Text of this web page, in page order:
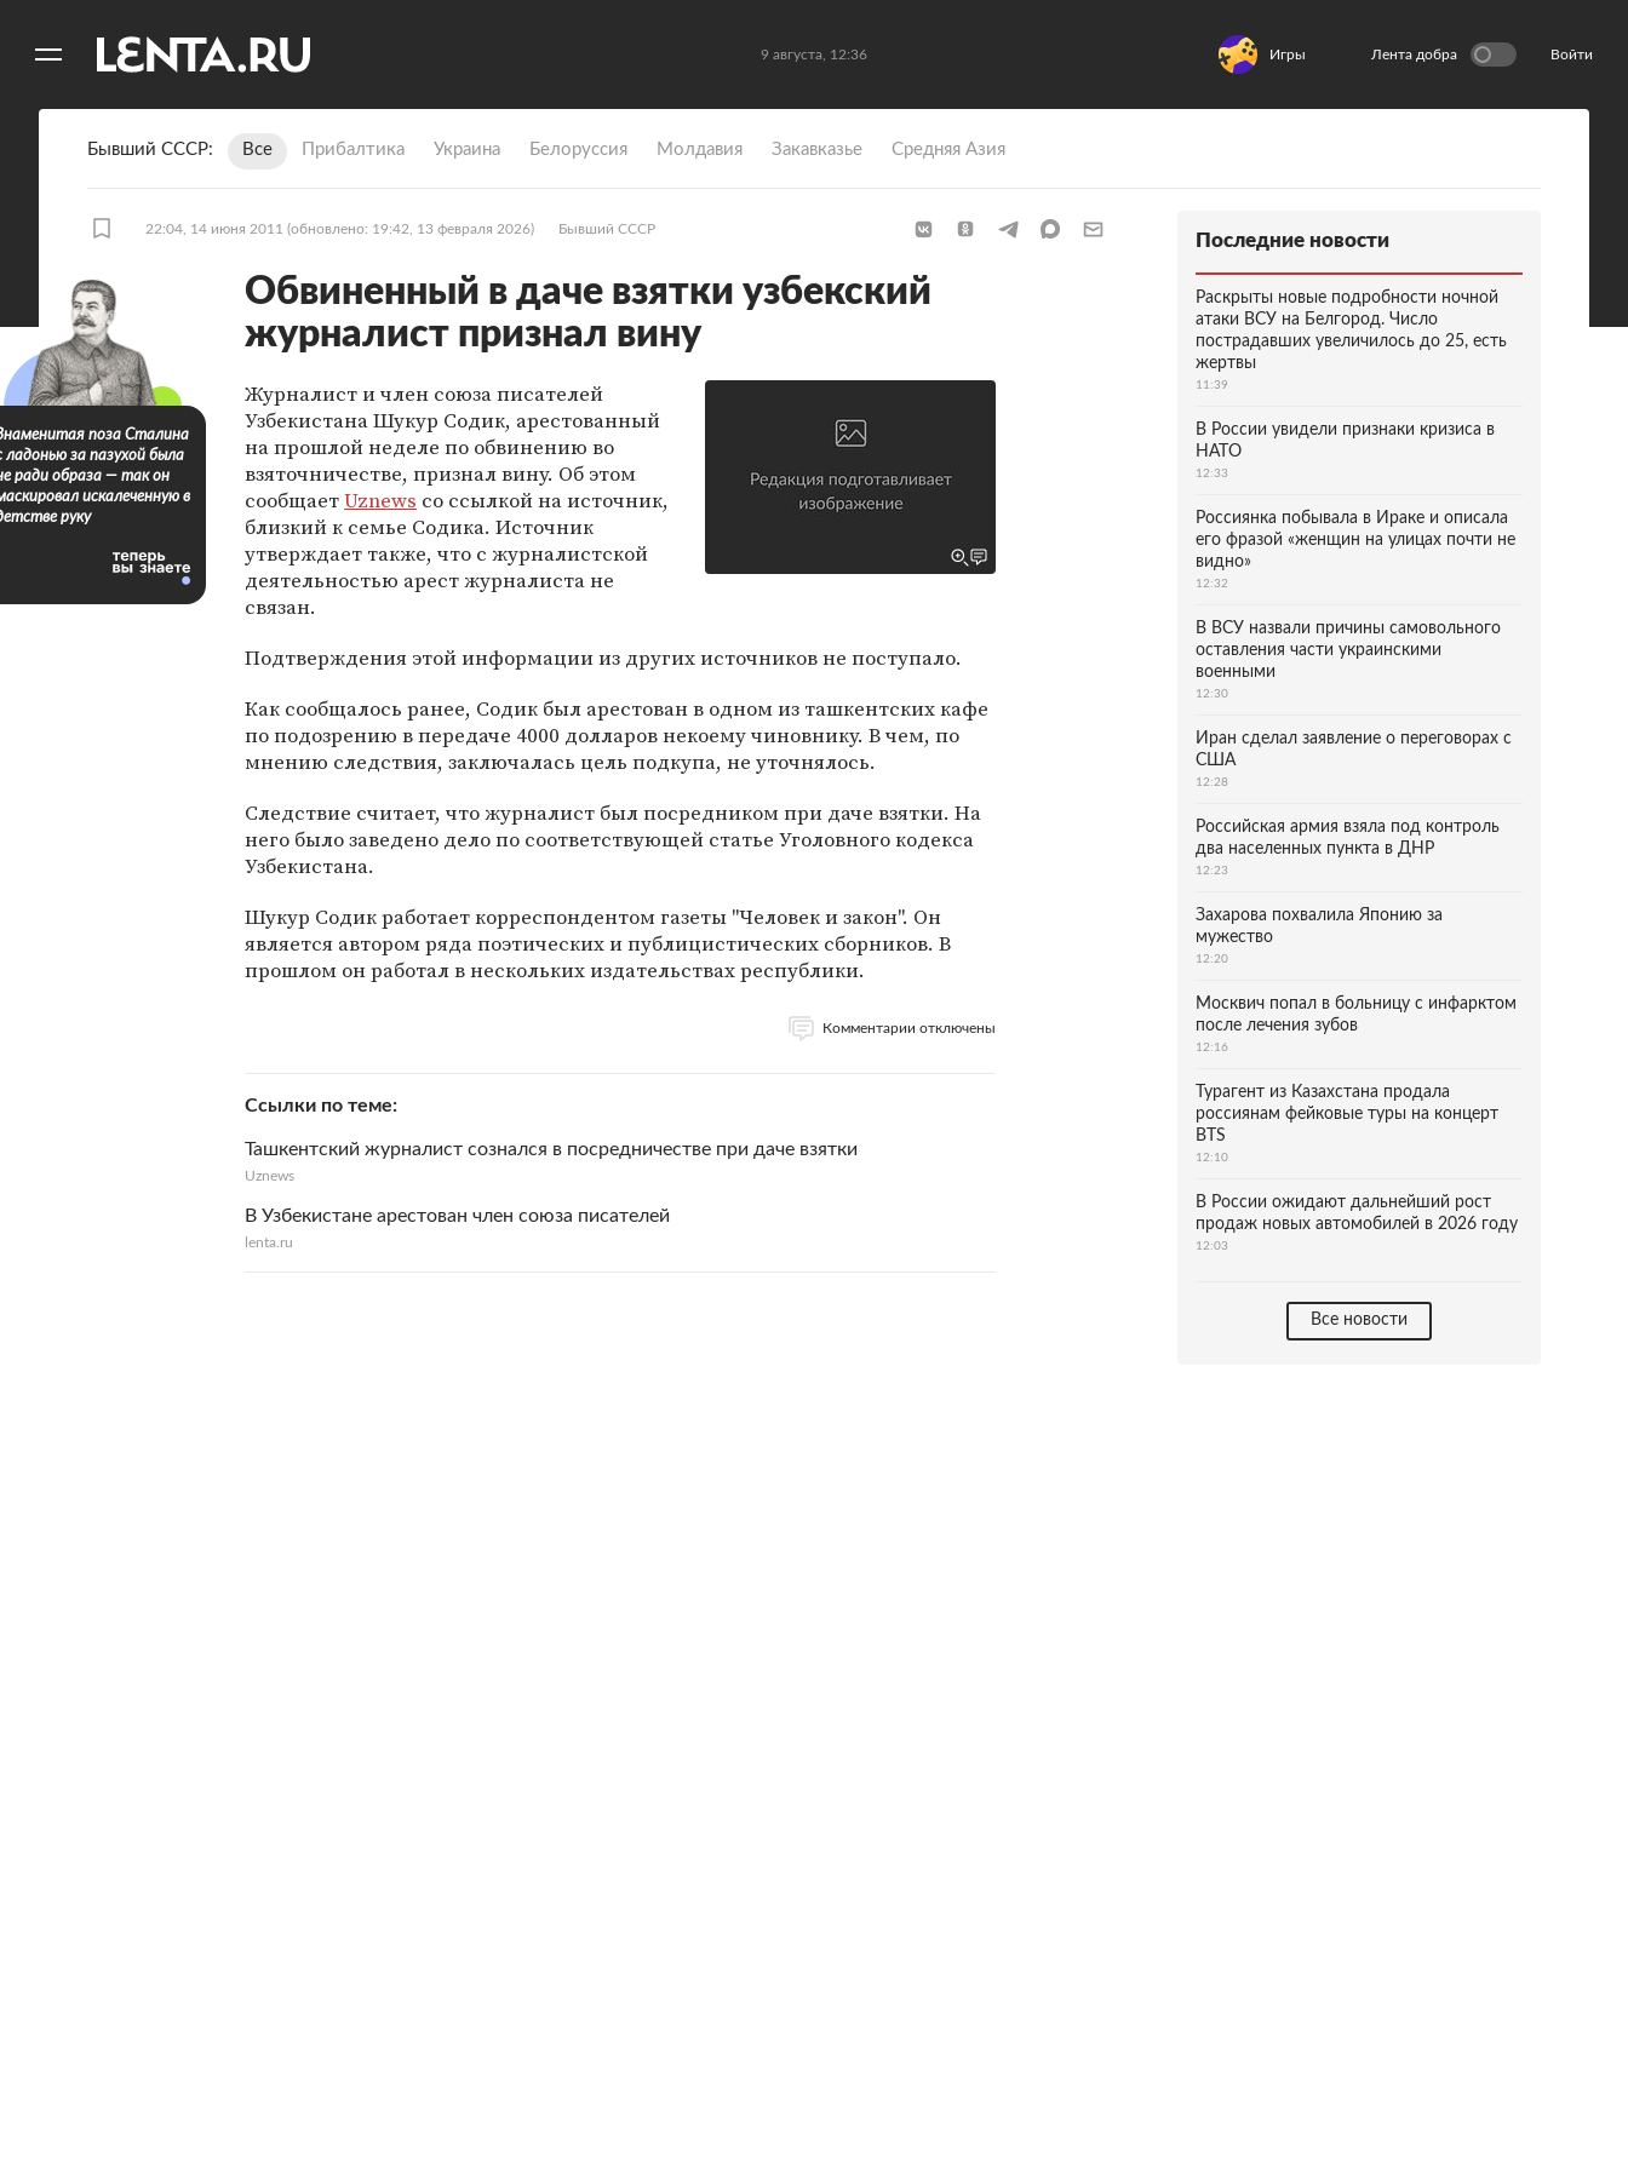
9 августа, 12:36 Игры Лента добра Войти
Бывший СССР Все Прибалтика Украина Белоруссия Молдавия Закавказье Средняя Азия
22:04, 14 июня 2011 (обновлено: 19:42, 13 февраля 2026) Бывший СССР
Обвиненный в даче взятки узбекский
журналист признал вину
Журналист и член союза писателей
Узбекистана Шукур Содик, арестованный
на прошлой неделе по обвинению во
взяточничестве, признал вину. Об этом
сообщаетUznews со ссылкой на источник,
близкий к семье Содика. Источник
утверждает также, что с журналистской
деятельностью арест журналиста не
связан.
Подтверждения этой информации из других источников не поступало.
Как сообщалось ранее, Содик был арестован в одном из ташкентских кафе
по подозрению в передаче 4000 долларов некоему чиновнику. В чем, по
мнению следствия, заключалась цель подкупа, не уточнялось.
Следствие считает, что журналист был посредником при даче взятки. На
него было заведено дело по соответствующей статье Уголовного кодекса
Узбекистана.
Шукур Содик работает корреспондентом газеты "Человек и закон". Он
является автором ряда поэтических и публицистических сборников. В
прошлом он работал в нескольких издательствах республики.
Комментарии отключены
Ссылки по теме
Ташкентский журналист сознался в посредничестве при даче взятки
Uznews
В Узбекистане арестован член союза писателей
lenta.ru
поза Сталина
ладонью за пазухой была
ради образа — так он
искалеченную в
руку
Последние новости
Раскрыты новые подробности ночной
атаки ВСУ на Белгород. Число
пострадавших увеличилось до 25, есть
жертвы
11:39
В России увидели признаки кризиса в
НАТО
12:33
Россиянка побывала в Ираке и описала
его фразой «женщин на улицах почти не
видно»
12:32
В ВСУ назвали причины самовольного
оставления части украинскими
военными
12:30
Иран сделал заявление о переговорах с
США
12:28
Российская армия взяла под контроль
два населенных пункта в ДНР
12:23
Захарова похвалила Японию за
мужество
12:20
Москвич попал в больницу с инфарктом
после лечения зубов
12:16
Турагент из Казахстана продала
россиянам фейковые туры на концерт
BTS
12:10
В России ожидают дальнейший рост
продаж новых автомобилей в 2026 году
12:03
Все новости